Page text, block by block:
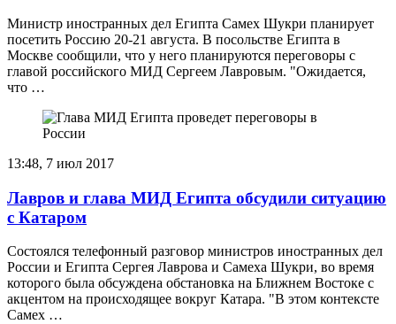
Министр иностранных дел Египта Самех Шукри планирует
посетить Россию 20-21 августа. В посольстве Египта в
Москве сообщили, что у него планируются переговоры с
главой российского МИД Сергеем Лавровым. "Ожидается,
что …
13:48, 7 июл 2017
Лавров и глава МИД Египта обсудили ситуацию
с Катаром
Состоялся телефонный разговор министров иностранных дел
России и Египта Сергея Лаврова и Самеха Шукри, во время
которого была обсуждена обстановка на Ближнем Востоке с
акцентом на происходящее вокруг Катара. "В этом контексте
Самех …